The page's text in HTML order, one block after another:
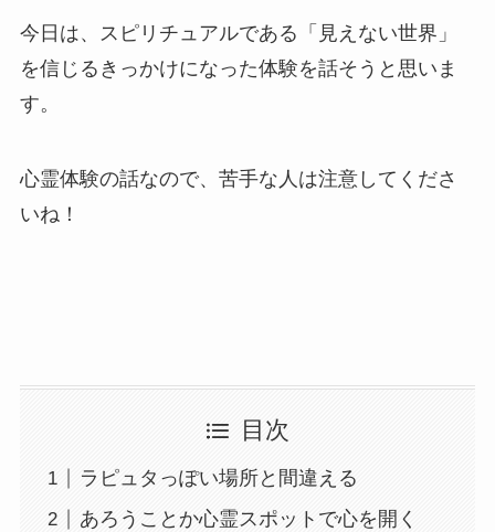
今日は、スピリチュアルである「見えない世界」
を信じるきっかけになった体験を話そうと思いま
す。
心霊体験の話なので、苦手な人は注意してくださ
いね！
目次
ラピュタっぽい場所と間違える
あろうことか心霊スポットで心を開く